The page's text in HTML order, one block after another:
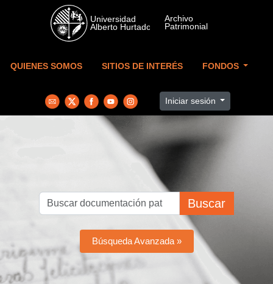
Skip to main content
QUIENES SOMOS SITIOS DE INTERÉS FONDOS
Iniciar sesión
Buscar
Búsqueda Avanzada »